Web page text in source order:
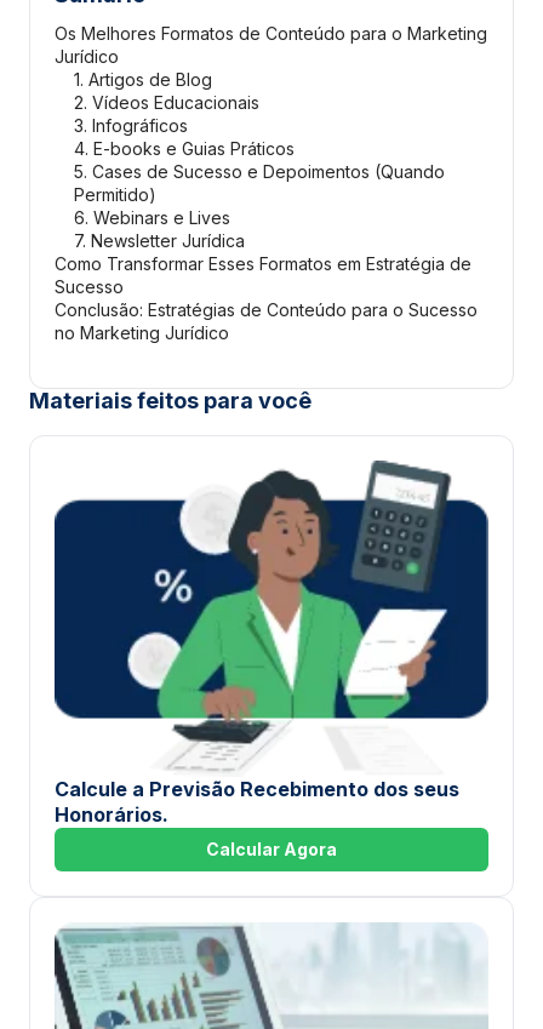
Os Melhores Formatos de Conteúdo para o Marketing
Jurídico
1. Artigos de Blog
2. Vídeos Educacionais
3. Infográficos
4. E-books e Guias Práticos
5. Cases de Sucesso e Depoimentos (Quando
Permitido)
6. Webinars e Lives
7. Newsletter Jurídica
Como Transformar Esses Formatos em Estratégia de
Sucesso
Conclusão: Estratégias de Conteúdo para o Sucesso
no Marketing Jurídico
Materiais feitos para você
Calcule a Previsão Recebimento dos seus
Honorários.
Calcular Agora